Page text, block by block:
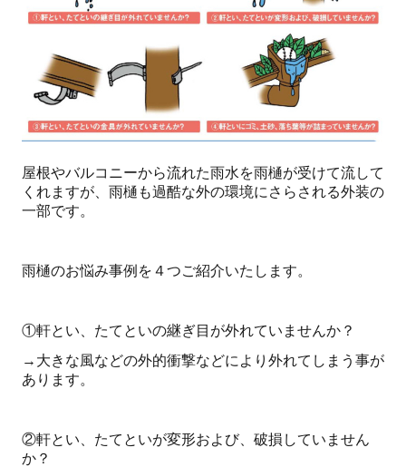
屋根やバルコニーから流れた雨水を雨樋が受けて流して
くれますが、雨樋も過酷な外の環境にさらされる外装の
一部です。
雨樋のお悩み事例を４つご紹介いたします。
①軒とい、たてといの継ぎ目が外れていませんか？
→大きな風などの外的衝撃などにより外れてしまう事が
あります。
②軒とい、たてといが変形および、破損していません
か？